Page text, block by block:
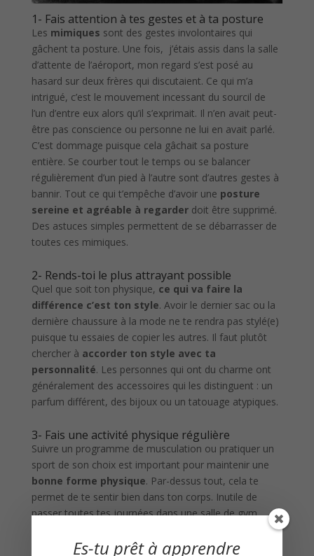
1- Fais attention à tes gestes et à ta posture
Les mimiques sont des gestes involontaires qui
gâchent ta posture. Une fois, j’étais assis dans la salle
d’attente de l’aéroport, mon regard s’est posé au
hasard sur deux frères qui discutaient. Ce qui m’a
intrigué, c’est le mouvement incessant du sourcil de
l’un d’entre eux alors qu’il s’exprimait. Il n’en avait peut-
être pas conscience ou personne ne lui en avait parlé.
C’est dommage puisque cela gâchait sa posture
entière. Se courber tout le temps ou se balancer
régulièrement d’un pied à l’autre sont d’autres gestes à
bannir. Tout ce qui t’empêche d’avoir une posture
sereine et agréable à regarderdoit être supprimé.
Des astuces simples permettent de se débarrasser de
toutes ces mimiques.
2- Rends-toi le plus attrayant possible
Quel que soit ton physique, ce qui va faire la
différence c’est ton style. Avoir le dernier sac ou la
dernière chaussure à la mode ne te rendra pas stylé(e)
puisque tu essaies de copier les autres. Il faut plutôt
chercher à accorder ton style avec ta
personnalité. Les personnes qui ont du charme ont
généralement des accessoires qui les distinguent : un
parfum différent, des bijoux ou un tatouage atypiques.
3- Fais une activité physique régulière
Suivre un programme de musculation ou pratiquer un
sport de son choix est important pour maintenir une
bonne forme physique. Par-dessus tout, cela te
permet de te sentir bien dans ton corps. Inutile de
passer toutes tes journées dans une salle de gym,
organise-toi plutôt pour y aller au moins une fois par
semaine.Es-tu prêt à apprendre